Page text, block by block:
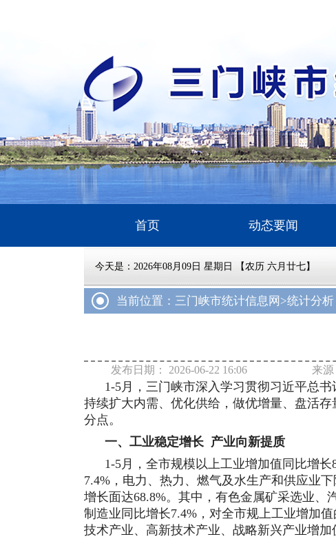
首页 动态要闻
今天是： 2026年08月09日 星期日 【农历 六月廿七】
当前位置：三门峡市统计信息网 >统计分析
发布日期： 2026-06-22 16:06 来源
1-5月 ， 三门峡市深入学习贯彻习近平总
持续扩大内需、优化供给，做优增量、盘活存
分点。
一、工业稳定增长 产业向新提质
1-5月，全市规模以上工业增加值同比增长
7.4%，电力、热力、燃气及水生产和供应业下
增长面达68.8%。其中，有色金属矿采选业、
制造业同比增长7.4%，对全市规上工业增加
技术产业、高新技术产业、战略新兴产业增加